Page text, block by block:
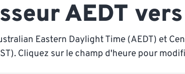
AEDT vers
Eastern Daylight Time (AEDT) et
Cliquez sur le champ d'heure pour